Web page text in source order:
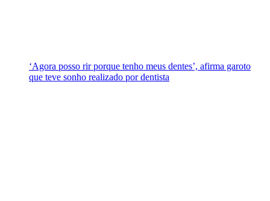
‘Agora posso rir porque tenho meus dentes’, afirma garoto
que teve sonho realizado por dentista